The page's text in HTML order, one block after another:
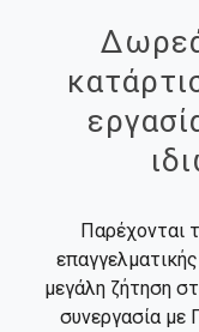
Παρέχονται
μεγάλη ζήτηση
συνεργασία με